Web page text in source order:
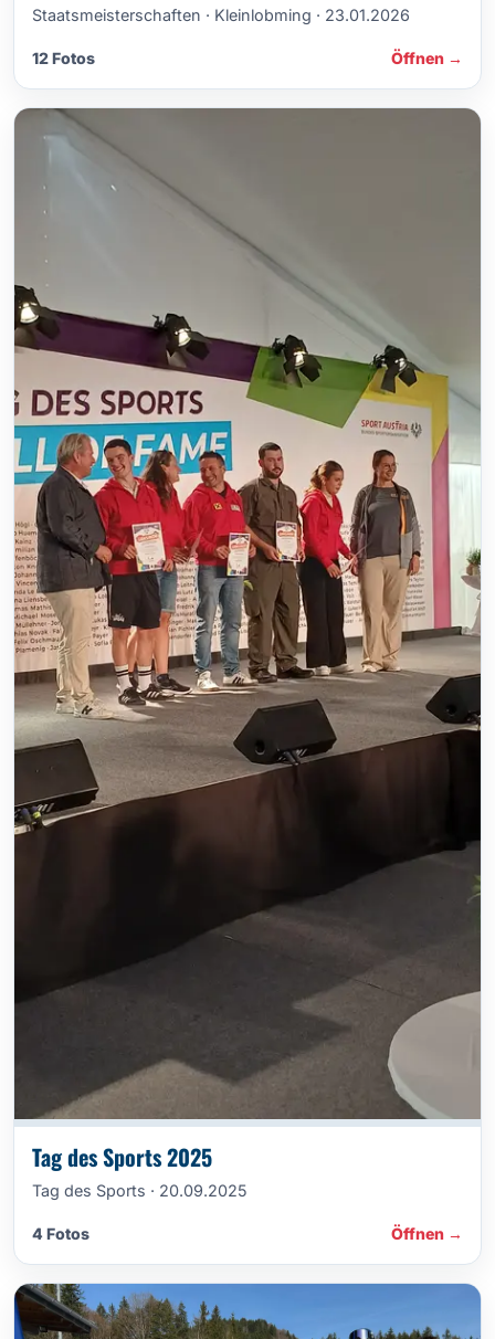
Staatsmeisterschaften · Kleinlobming · 23.01.2026
12 Fotos Öffnen →
Tag des Sports 2025
Tag des Sports · 20.09.2025
4 Fotos Öffnen →